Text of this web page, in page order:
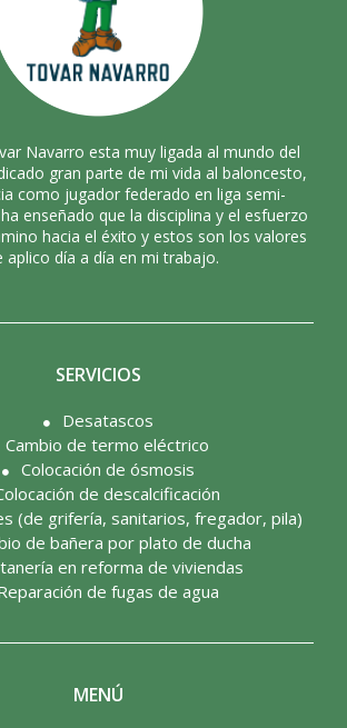
Navarro esta muy ligada al mundo del
gran parte de mi vida al baloncesto,
como jugador federado en liga semi-
enseñado que la disciplina y el esfuerzo
hacia el éxito y estos son los valores
aplico día a día en mi trabajo.
SERVICIOS
Desatascos
Cambio de termo eléctrico
Colocación de ósmosis
de descalcificación
(de grifería, sanitarios, fregador, pila)
de bañera por plato de ducha
en reforma de viviendas
de fugas de agua
MENÚ